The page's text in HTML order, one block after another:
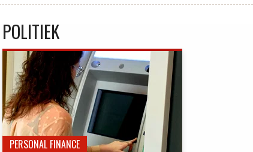
POLITIEK
PERSONAL FINANCE